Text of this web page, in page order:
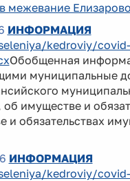
межевание
ИНФОРМАЦИЯ
kedroviy/
Обобщенная
муниципальные
об имуществе и
и обязательствах
ИНФОРМАЦИЯ
kedroviy/